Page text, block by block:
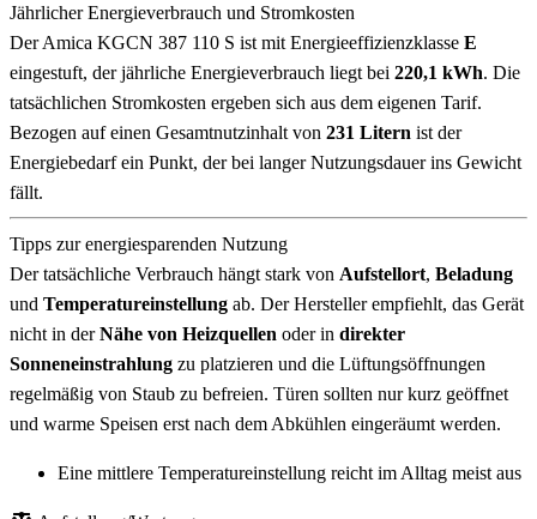
Jährlicher Energieverbrauch und Stromkosten
Der Amica KGCN 387 110 S ist mit Energieeffizienzklasse E
eingestuft, der jährliche Energieverbrauch liegt bei 220,1 kWh. Die
tatsächlichen Stromkosten ergeben sich aus dem eigenen Tarif.
Bezogen auf einen Gesamtnutzinhalt von 231 Litern ist der
Energiebedarf ein Punkt, der bei langer Nutzungsdauer ins Gewicht
fällt.
Tipps zur energiesparenden Nutzung
Der tatsächliche Verbrauch hängt stark von Aufstellort, Beladung
und Temperatureinstellung ab. Der Hersteller empfiehlt, das Gerät
nicht in derNähe von Heizquellen oder in direkter
Sonneneinstrahlung zu platzieren und die Lüftungsöffnungen
regelmäßig von Staub zu befreien. Türen sollten nur kurz geöffnet
und warme Speisen erst nach dem Abkühlen eingeräumt werden.
Eine mittlere Temperatureinstellung reicht im Alltag meist aus